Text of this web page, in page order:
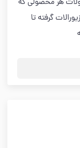
هر محصولی که
گرفته تا